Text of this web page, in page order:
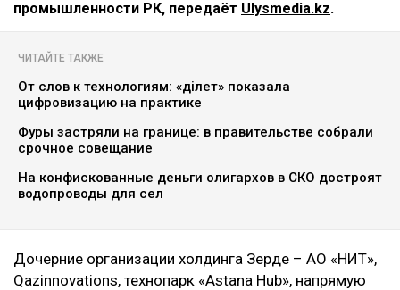
промышленности РК, передаёт Ulysmedia.kz.
ЧИТАЙТЕ ТАКЖЕ
От слов к технологиям: «Әділет» показала
цифровизацию на практике
Фуры застряли на границе: в правительстве собрали
срочное совещание
На конфискованные деньги олигархов в СКО достроят
водопроводы для сел
Дочерние организации холдинга Зерде – АО «НИТ»,
Qazinnovations, технопарк «Astana Hub», напрямую